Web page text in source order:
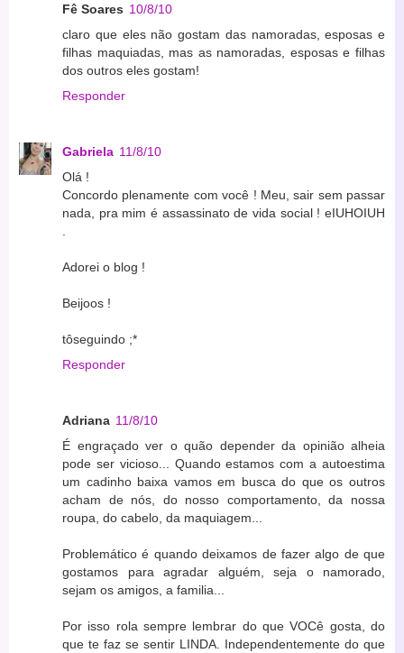
Fê Soares 10/8/10
claro que eles não gostam das namoradas, esposas e
filhas maquiadas, mas as namoradas, esposas e filhas
dos outros eles gostam!
Responder
Gabriela 11/8/10
Olá !
Concordo plenamente com você ! Meu, sair sem passar
nada, pra mim é assassinato de vida social ! eIUHOIUH
Adorei o blog !
Beijoos !
tôseguindo ;*
Responder
Adriana 11/8/10
É engraçado ver o quão depender da opinião alheia
pode ser vicioso... Quando estamos com a autoestima
um cadinho baixa vamos em busca do que os outros
acham de nós, do nosso comportamento, da nossa
roupa, do cabelo, da maquiagem...
Problemático é quando deixamos de fazer algo de que
gostamos para agradar alguém, seja o namorado,
sejam os amigos, a familia...
Por isso rola sempre lembrar do que VOCê gosta, do
que te faz se sentir LINDA. Independentemente do que